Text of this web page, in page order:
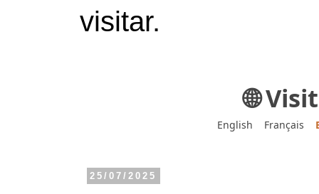
visitar.
🌐
English Français
25/07/2025